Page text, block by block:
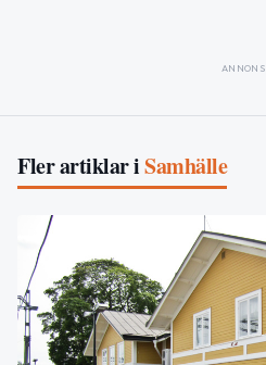
ANNONS
Fler artiklar iSamhälle